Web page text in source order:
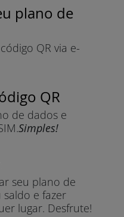
plano de
código QR via e-
QR
de dados e
Simples!
seu plano de
saldo e fazer
lugar. Desfrute!